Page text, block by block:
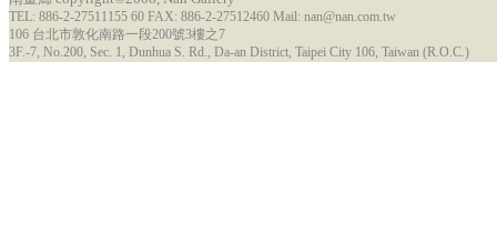
TEL: 886-2-27511155 60 FAX: 886-2-27512460 Mail: nan@nan.com.tw
106 台北市敦化南路一段200號3樓之7
3F.-7, No.200, Sec. 1, Dunhua S. Rd., Da-an District, Taipei City 106, Taiwan (R.O.C.)